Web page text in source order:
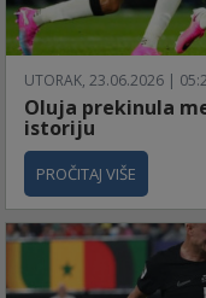
UTORAK, 23.06.2026 |
Oluja prekinula
istoriju
PROČITAJ VIŠE